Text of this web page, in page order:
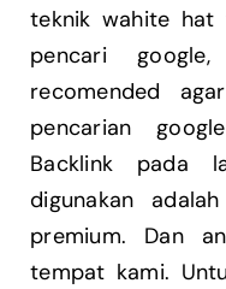
teknik wahite hat
pencari
recomended
pencarian
Backlink pada
digunakan
premium. Dan
tempat kami.